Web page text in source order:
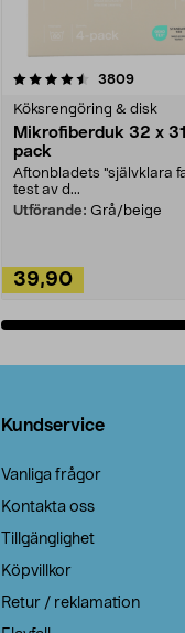
3809
Köksrengöring & disk
Mikrofiberduk 32 x
pack
Aftonbladets "självklara
test av d...
Utförande: Grå/beige
39,90
4.0av 5 stjärnor
Kundservice
Vanliga frågor
Kontakta oss
Tillgänglighet
Köpvillkor
Retur / reklamation